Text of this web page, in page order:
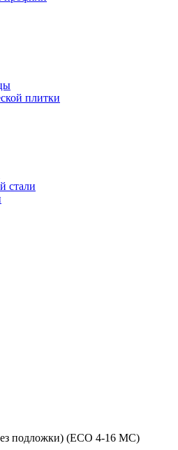
плитки
стали
подложки) (ЕСО 4-16 MC)